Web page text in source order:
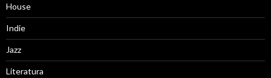
House
Indie
Jazz
Literatura